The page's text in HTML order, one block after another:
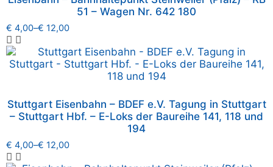
51 – Wagen Nr. 642 180
€ 4,00–€ 12,00
Stuttgart Eisenbahn – BDEF e.V. Tagung in Stuttgart
– Stuttgart Hbf. – E-Loks der Baureihe 141, 118 und
194
€ 4,00–€ 12,00